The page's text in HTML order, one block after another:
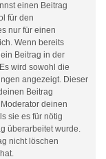
einen Beitrag
für den
nur für einen
Wenn bereits
Beitrag in der
wird sowohl die
angezeigt. Dieser
Beitrag
deinen
sie es für nötig
überarbeitet wurde.
nicht löschen